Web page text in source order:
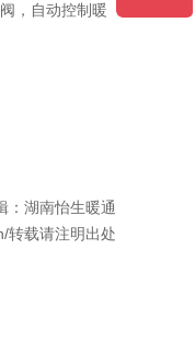
，自动控制暖
：湖南怡生暖通
转载请注明出处